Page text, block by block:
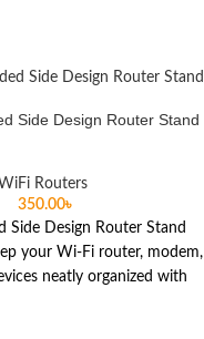
Side Design Router Stand
WiFi Routers
350.00৳
Side Design Router Stand
your Wi-Fi router, modem,
neatly organized with